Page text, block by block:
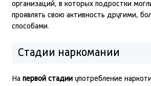
организаций, в которых подростки
проявлять свою активность другими,
способами.
Стадии наркомании
На первой стадии употребление